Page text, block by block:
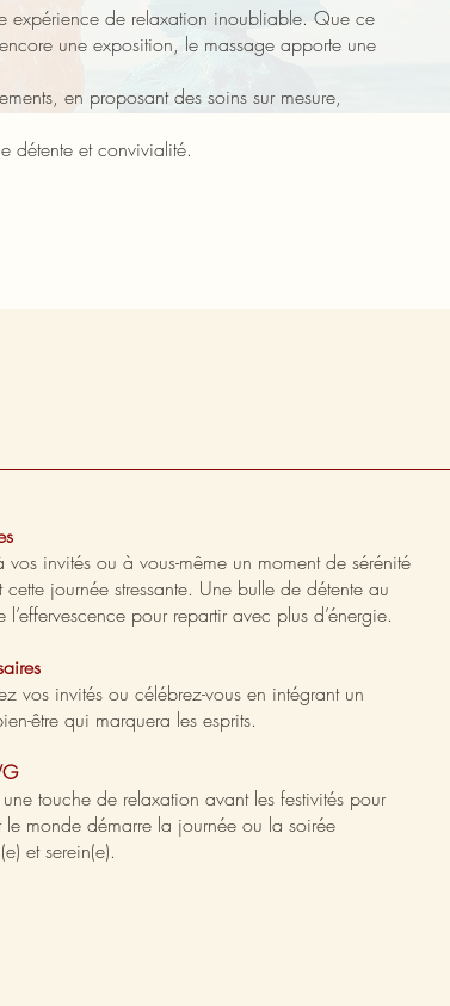
expérience de relaxation inoubliable. Que ce
une exposition, le massage apporte une
en proposant des soins sur mesure,
détente et convivialité.
invités ou à vous-même un moment de sérénité
cette journée stressante. Une bulle de détente au
pour repartir avec plus d’énergie.
vos invités ou célébrez-vous en intégrant un
être qui marquera les esprits.
touche de relaxation avant les festivités pour
le monde démarre la journée ou la soirée
et serein(e).